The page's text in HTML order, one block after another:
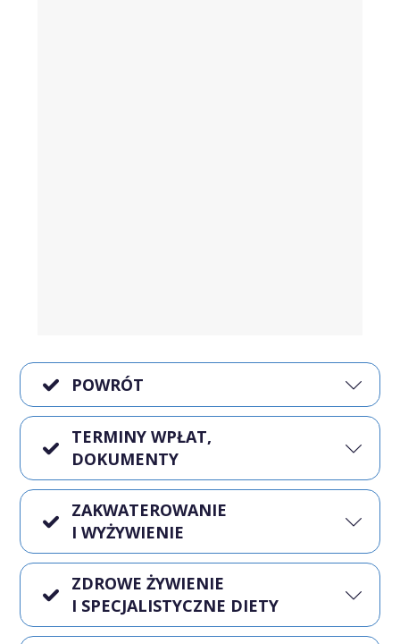
POWRÓT
TERMINY WPŁAT,
DOKUMENTY
ZAKWATEROWANIE
I WYŻYWIENIE
ZDROWE ŻYWIENIE
I SPECJALISTYCZNE DIETY